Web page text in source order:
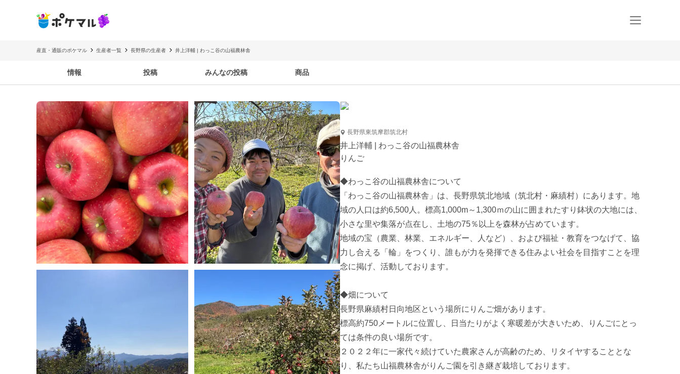
産直・通販のポケマル 生産者一覧 長野県の生産者 井上洋輔 | わっこ谷の山福農林舎
情報 投稿 みんなの投稿 商品
長野県東筑摩郡筑北村
井上洋輔 | わっこ谷の山福農林舎
りんご
◆わっこ谷の山福農林舎について
「わっこ谷の山福農林舎」は、長野県筑北地域（筑北村・麻績村）にあります。地
域の人口は約6,500人。標高1,000m～1,300ｍの山に囲まれたすり鉢状の大地には、
小さな里や集落が点在し、土地の75％以上を森林が占めています。
地域の宝（農業、林業、エネルギー、人など）、および福祉・教育をつなげて、協
力し合える「輪」をつくり、誰もが力を発揮できる住みよい社会を目指すことを理
念に掲げ、活動しております。
◆畑について
長野県麻績村日向地区という場所にりんご畑があります。
標高約750メートルに位置し、日当たりがよく寒暖差が大きいため、りんごにとっ
ては条件の良い場所です。
２０２２年に一家代々続けていた農家さんが高齢のため、リタイヤすることとな
り、私たち山福農林舎がりんご園を引き継ぎ栽培しております。